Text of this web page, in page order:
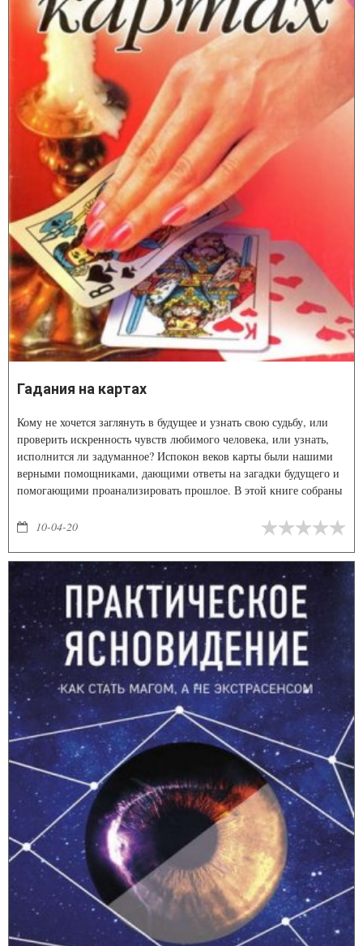
Гадания на картах
Кому не хочется заглянуть в будущее и узнать свою судьбу, или
проверить искренность чувств любимого человека, или узнать,
исполнится ли задуманное? Испокон веков карты были нашими
верными помощниками, дающими ответы на загадки будущего и
помогающими проанализировать прошлое. В этой книге собраны
Таро, являющимся прародителями всех современных карт.
10-04-20